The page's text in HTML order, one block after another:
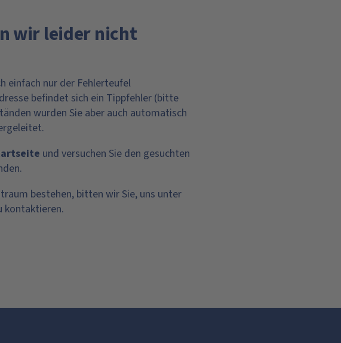
wir leider nicht
einfach nur der Fehlerteufel
befindet sich ein Tippfehler (bitte
wurden Sie aber auch automatisch
und versuchen Sie den gesuchten
bestehen, bitten wir Sie, uns unter
kontaktieren.